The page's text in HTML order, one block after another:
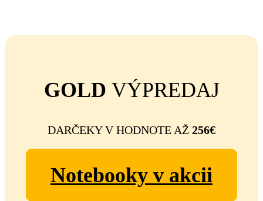
GOLD VÝPREDAJ
DARČEKY V HODNOTE AŽ 256€
Notebooky v akcii